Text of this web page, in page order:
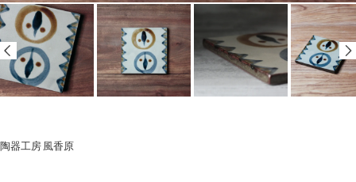
陶器工房 風香原